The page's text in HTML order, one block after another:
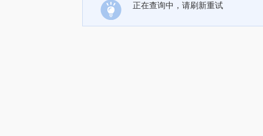
正在查询中，请刷新重试